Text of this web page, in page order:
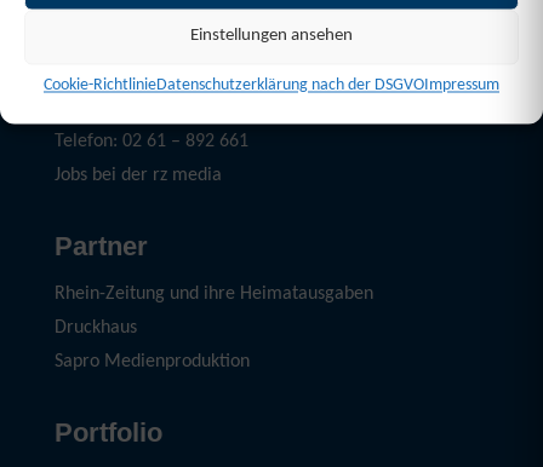
Einstellungen ansehen
Cookie-RichtlinieDatenschutzerklärung nach der DSGVOImpressum
Mediadaten Download
Telefon: 02 61 – 892 661
Jobs bei der rz media
Partner
Rhein-Zeitung und ihre Heimatausgaben
Druckhaus
Sapro Medienproduktion
Portfolio